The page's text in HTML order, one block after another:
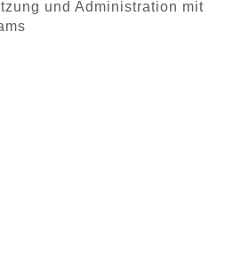
und Administration mit